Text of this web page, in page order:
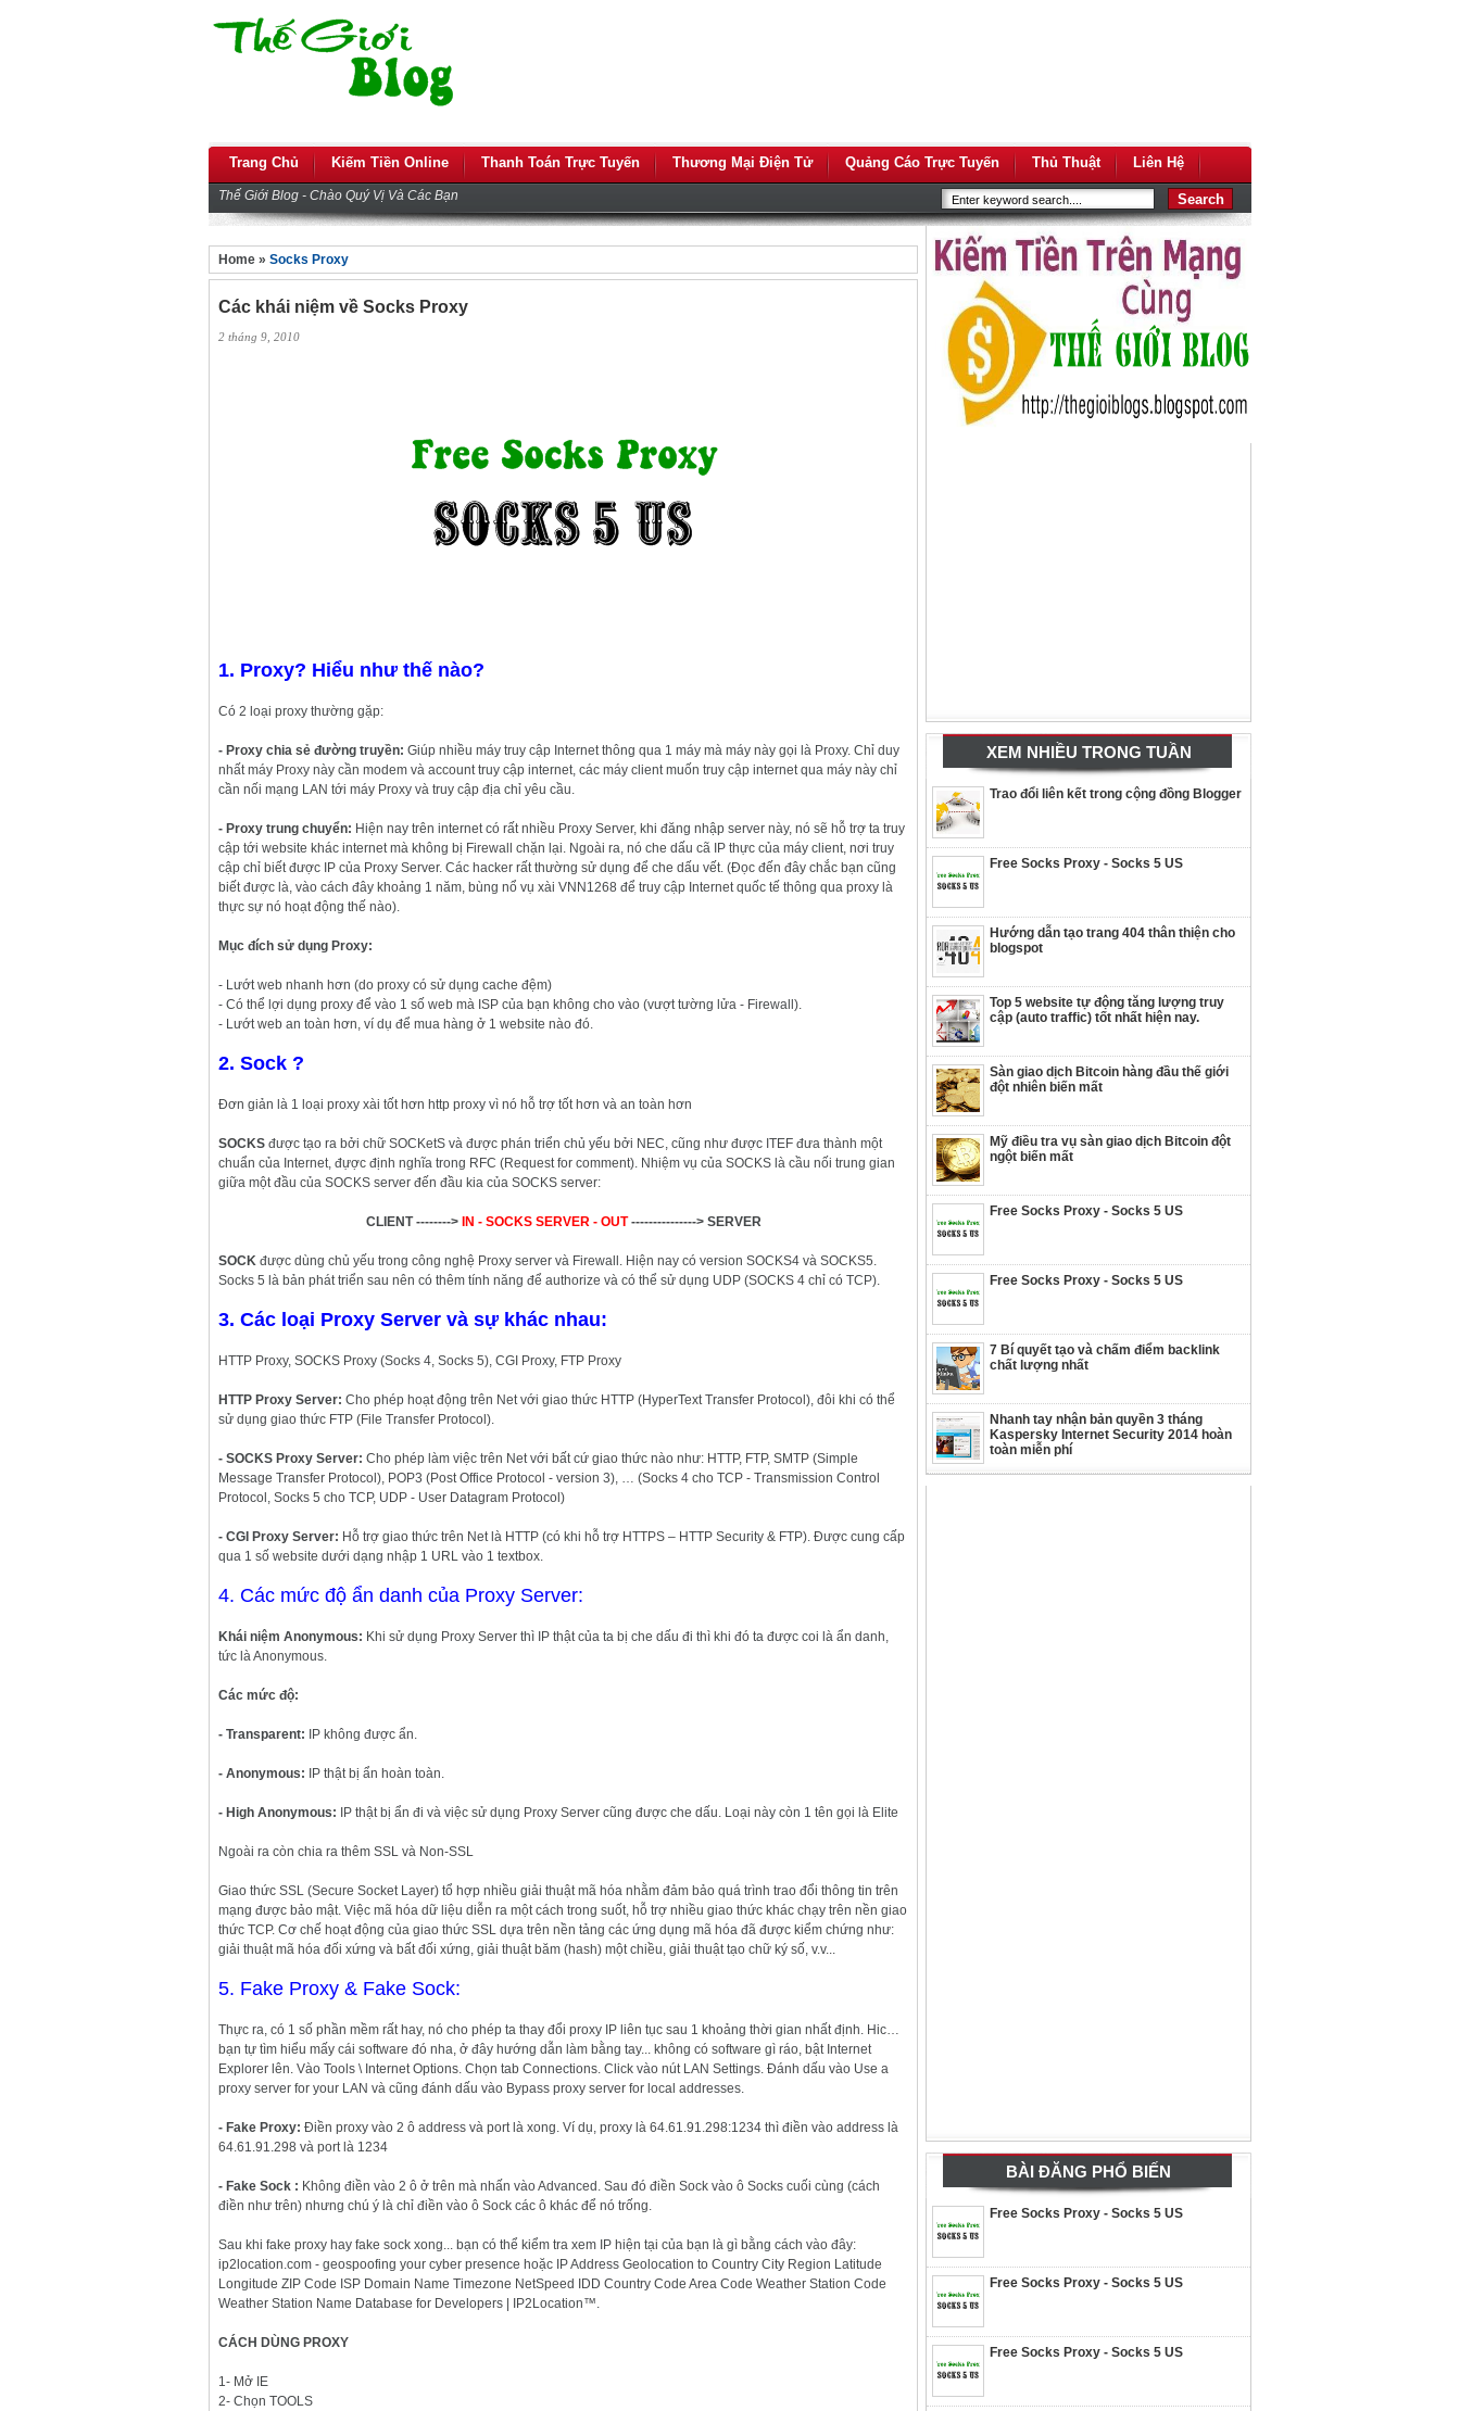
Trang Chủ Kiếm Tiền Online Thanh Toán Trực Tuyến Thương Mại Điện Tử Quảng Cáo Trực Tuyến Thủ Thuật Liên Hệ
Thế Giới Blog - Chào Quý Vị Và Các Bạn
XEM NHIỀU TRONG TUẦN
Trao đổi liên kết trong cộng đồng Blogger
Free Socks Proxy - Socks 5 US
Hướng dẫn tạo trang 404 thân thiện cho
blogspot
Top 5 website tự động tăng lượng truy
cập (auto traffic) tốt nhất hiện nay.
Sàn giao dịch Bitcoin hàng đầu thế giới
đột nhiên biến mất
Mỹ điều tra vụ sàn giao dịch Bitcoin đột
ngột biến mất
Free Socks Proxy - Socks 5 US
Free Socks Proxy - Socks 5 US
7 Bí quyết tạo và chấm điểm backlink
chất lượng nhất
Nhanh tay nhận bản quyền 3 tháng
Kaspersky Internet Security 2014 hoàn
toàn miễn phí
BÀI ĐĂNG PHỔ BIẾN
Free Socks Proxy - Socks 5 US
Free Socks Proxy - Socks 5 US
Free Socks Proxy - Socks 5 US
Home » Socks Proxy
Các khái niệm về Socks Proxy
2 tháng 9, 2010
1. Proxy? Hiểu như thế nào?
Có 2 loại proxy thường gặp:
- Proxy chia sẻ đường truyền: Giúp nhiều máy truy cập Internet thông qua 1 máy mà máy này gọi là Proxy. Chỉ duy
nhất máy Proxy này cần modem và account truy cập internet, các máy client muốn truy cập internet qua máy này chỉ
cần nối mạng LAN tới máy Proxy và truy cập địa chỉ yêu cầu.
- Proxy trung chuyển: Hiện nay trên internet có rất nhiều Proxy Server, khi đăng nhập server này, nó sẽ hỗ trợ ta truy
cập tới website khác internet mà không bị Firewall chặn lại. Ngoài ra, nó che dấu cã IP thực của máy client, nơi truy
cập chỉ biết được IP của Proxy Server. Các hacker rất thường sử dụng để che dấu vết. (Đọc đến đây chắc bạn cũng
biết được là, vào cách đây khoảng 1 năm, bùng nổ vụ xài VNN1268 để truy cập Internet quốc tế thông qua proxy là
thực sự nó hoạt động thế nào).
Mục đích sử dụng Proxy:
- Lướt web nhanh hơn (do proxy có sử dụng cache đệm)
- Có thể lợi dụng proxy để vào 1 số web mà ISP của bạn không cho vào (vượt tường lửa - Firewall).
- Lướt web an toàn hơn, ví dụ để mua hàng ở 1 website nào đó.
2. Sock ?
Đơn giản là 1 loại proxy xài tốt hơn http proxy vì nó hỗ trợ tốt hơn và an toàn hơn
SOCKS được tạo ra bởi chữ SOCKetS và được phán triển chủ yếu bởi NEC, cũng như được ITEF đưa thành một
chuẩn của Internet, đựợc định nghĩa trong RFC (Request for comment). Nhiệm vụ của SOCKS là cầu nối trung gian
giữa một đầu của SOCKS server đến đầu kia của SOCKS server:
CLIENT -------->IN - SOCKS SERVER - OUT---------------> SERVER
SOCK được dùng chủ yếu trong công nghệ Proxy server và Firewall. Hiện nay có version SOCKS4 và SOCKS5.
Socks 5 là bản phát triển sau nên có thêm tính năng để authorize và có thể sử dụng UDP (SOCKS 4 chỉ có TCP).
3. Các loại Proxy Server và sự khác nhau:
HTTP Proxy, SOCKS Proxy (Socks 4, Socks 5), CGI Proxy, FTP Proxy
HTTP Proxy Server: Cho phép hoạt động trên Net với giao thức HTTP (HyperText Transfer Protocol), đôi khi có thể
sử dụng giao thức FTP (File Transfer Protocol).
- SOCKS Proxy Server: Cho phép làm việc trên Net với bất cứ giao thức nào như: HTTP, FTP, SMTP (Simple
Message Transfer Protocol), POP3 (Post Office Protocol - version 3), … (Socks 4 cho TCP - Transmission Control
Protocol, Socks 5 cho TCP, UDP - User Datagram Protocol)
- CGI Proxy Server: Hỗ trợ giao thức trên Net là HTTP (có khi hỗ trợ HTTPS – HTTP Security & FTP). Được cung cấp
qua 1 số website dưới dạng nhập 1 URL vào 1 textbox.
4. Các mức độ ẩn danh của Proxy Server:
Khái niệm Anonymous: Khi sử dụng Proxy Server thì IP thật của ta bị che dấu đi thì khi đó ta được coi là ẩn danh,
tức là Anonymous.
Các mức độ:
- Transparent: IP không được ẩn.
- Anonymous: IP thật bị ẩn hoàn toàn.
- High Anonymous: IP thật bị ẩn đi và việc sử dụng Proxy Server cũng được che dấu. Loại này còn 1 tên gọi là Elite
Ngoài ra còn chia ra thêm SSL và Non-SSL
Giao thức SSL (Secure Socket Layer) tổ hợp nhiều giải thuật mã hóa nhằm đảm bảo quá trình trao đổi thông tin trên
mạng được bảo mật. Việc mã hóa dữ liệu diễn ra một cách trong suốt, hỗ trợ nhiều giao thức khác chạy trên nền giao
thức TCP. Cơ chế hoạt động của giao thức SSL dựa trên nền tảng các ứng dụng mã hóa đã được kiểm chứng như:
giải thuật mã hóa đối xứng và bất đối xứng, giải thuật băm (hash) một chiều, giải thuật tạo chữ ký số, v.v...
5. Fake Proxy & Fake Sock:
Thực ra, có 1 số phần mềm rất hay, nó cho phép ta thay đổi proxy IP liên tục sau 1 khoảng thời gian nhất định. Hic…
bạn tự tìm hiểu mấy cái software đó nha, ở đây hướng dẫn làm bằng tay... không có software gì ráo, bật Internet
Explorer lên. Vào Tools \ Internet Options. Chọn tab Connections. Click vào nút LAN Settings. Đánh dấu vào Use a
proxy server for your LAN và cũng đánh dấu vào Bypass proxy server for local addresses.
- Fake Proxy: Điền proxy vào 2 ô address và port là xong. Ví dụ, proxy là 64.61.91.298:1234 thì điền vào address là
64.61.91.298 và port là 1234
- Fake Sock : Không điền vào 2 ô ở trên mà nhấn vào Advanced. Sau đó điền Sock vào ô Socks cuối cùng (cách
điền như trên) nhưng chú ý là chỉ điền vào ô Sock các ô khác để nó trống.
Sau khi fake proxy hay fake sock xong... bạn có thể kiểm tra xem IP hiện tại của bạn là gì bằng cách vào đây:
ip2location.com - geospoofing your cyber presence hoặc IP Address Geolocation to Country City Region Latitude
Longitude ZIP Code ISP Domain Name Timezone NetSpeed IDD Country Code Area Code Weather Station Code
Weather Station Name Database for Developers | IP2Location™.
CÁCH DÙNG PROXY
1- Mở IE
2- Chọn TOOLS